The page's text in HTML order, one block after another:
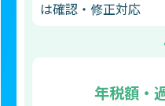
は確認・修正対応
年税額・